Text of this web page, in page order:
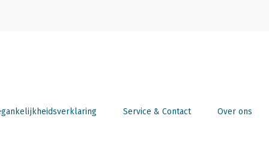
Service & Contact Over ons